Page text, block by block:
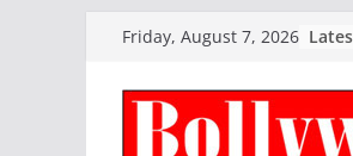
content
Friday, August 7, 2026